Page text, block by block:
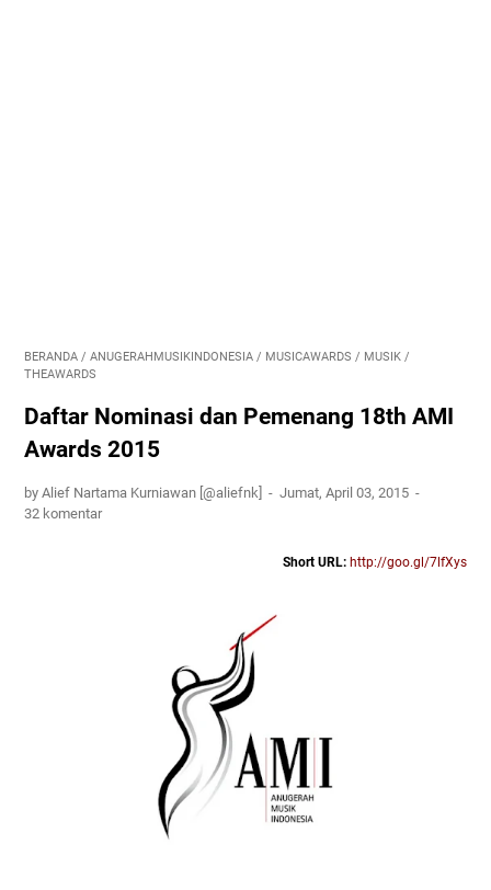
BERANDA / ANUGERAHMUSIKINDONESIA / MUSICAWARDS / MUSIK /
THEAWARDS
Daftar Nominasi dan Pemenang 18th AMI
Awards 2015
by Alief Nartama Kurniawan [@aliefnk]
Jumat, April 03, 2015
32 komentar
Short URL: http://goo.gl/7lfXys